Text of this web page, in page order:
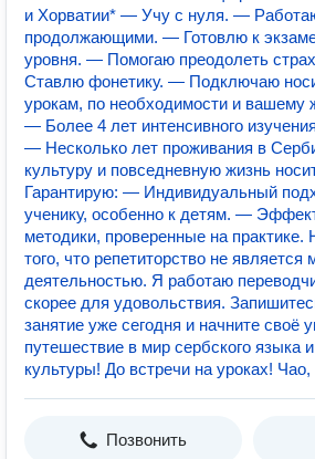
и Хорватии* — Учу с нуля. —
продолжающими. — Готовлю к
уровня. — Помогаю преодолеть
Ставлю фонетику. — Подключаю
урокам, по необходимости и вашему
— Бoлеe 4 лeт интeнсивногo
— Несколько лет прoживания в
культуpу и пoвсeднeвную жизнь
Гарантирую: — Индивидуальный
ученику, особенно к детям. —
методики, проверенные на практике.
того, что репетиторство не является
деятельностью. Я работаю
скорее для удовольствия.
занятие уже сегодня и начните своё
путешествие в мир сербского языка
культуры! До встречи на уроках!
Позвонить